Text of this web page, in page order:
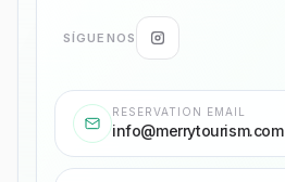
SÍGUENOS
RESERVATION EMAIL
info@merrytourism.com